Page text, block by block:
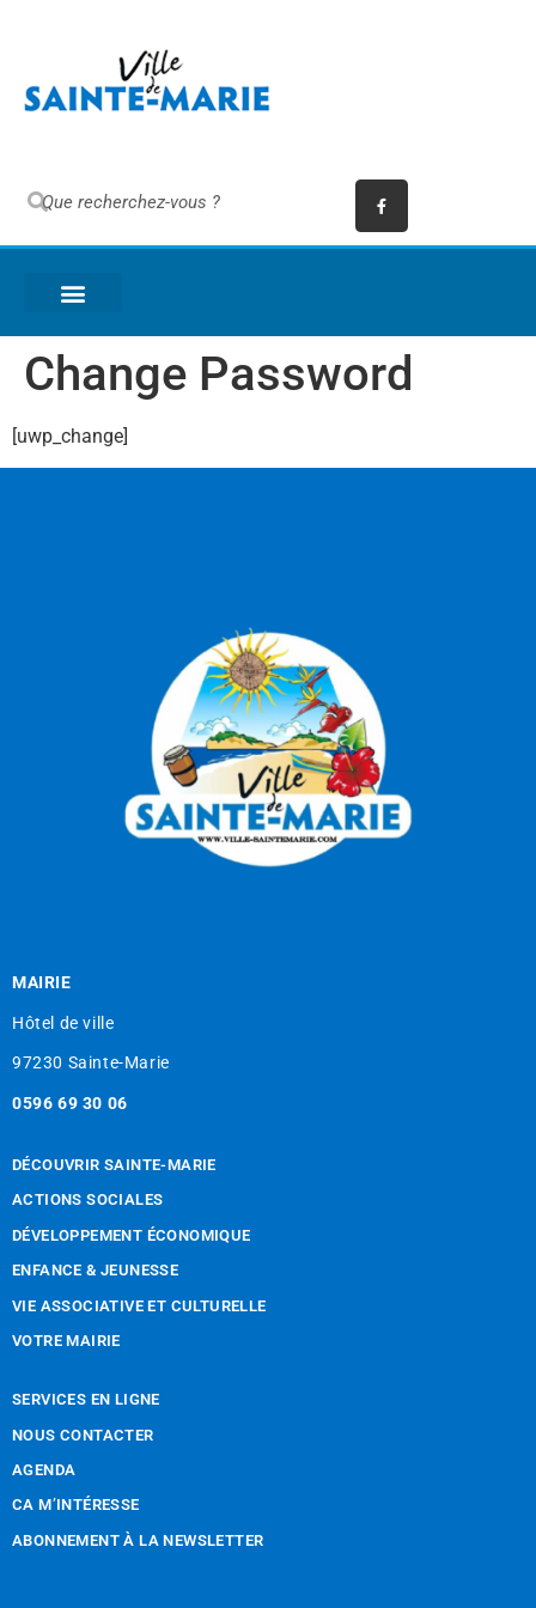
Change Password
[uwp_change]
MAIRIE
Hôtel de ville
97230 Sainte-Marie
0596 69 30 06
DÉCOUVRIR SAINTE-MARIE
ACTIONS SOCIALES
DÉVELOPPEMENT ÉCONOMIQUE
ENFANCE & JEUNESSE
VIE ASSOCIATIVE ET CULTURELLE
VOTRE MAIRIE
SERVICES EN LIGNE
NOUS CONTACTER
AGENDA
CA M’INTÉRESSE
ABONNEMENT À LA NEWSLETTER